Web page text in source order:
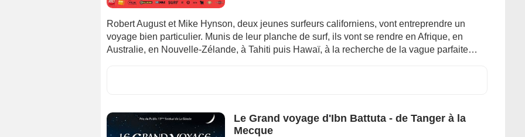
Robert August et Mike Hynson, deux jeunes surfeurs californiens, vont entreprendre un
voyage bien particulier. Munis de leur planche de surf, ils vont se rendre en Afrique, en
Australie, en Nouvelle-Zélande, à Tahiti puis Hawaï, à la recherche de la vague parfaite…
Le Grand voyage d'Ibn Battuta - de Tanger à la
Mecque